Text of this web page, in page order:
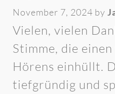
November 7, 2024 by
Vielen, vielen
Stimme, die
Hörens einhüllt.
tiefgründig und